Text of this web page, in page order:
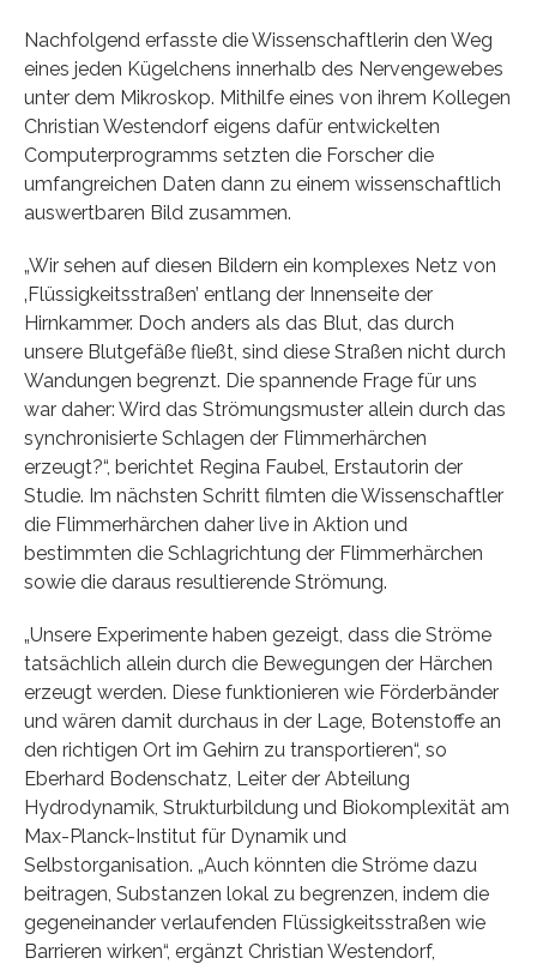
Nachfolgend erfasste die Wissenschaftlerin den Weg
eines jeden Kügelchens innerhalb des Nervengewebes
unter dem Mikroskop. Mithilfe eines von ihrem Kollegen
Christian Westendorf eigens dafür entwickelten
Computerprogramms setzten die Forscher die
umfangreichen Daten dann zu einem wissenschaftlich
auswertbaren Bild zusammen.
„Wir sehen auf diesen Bildern ein komplexes Netz von
‚Flüssigkeitsstraßen’ entlang der Innenseite der
Hirnkammer. Doch anders als das Blut, das durch
unsere Blutgefäße fließt, sind diese Straßen nicht durch
Wandungen begrenzt. Die spannende Frage für uns
war daher: Wird das Strömungsmuster allein durch das
synchronisierte Schlagen der Flimmerhärchen
erzeugt?“, berichtet Regina Faubel, Erstautorin der
Studie. Im nächsten Schritt filmten die Wissenschaftler
die Flimmerhärchen daher live in Aktion und
bestimmten die Schlagrichtung der Flimmerhärchen
sowie die daraus resultierende Strömung.
„Unsere Experimente haben gezeigt, dass die Ströme
tatsächlich allein durch die Bewegungen der Härchen
erzeugt werden. Diese funktionieren wie Förderbänder
und wären damit durchaus in der Lage, Botenstoffe an
den richtigen Ort im Gehirn zu transportieren“, so
Eberhard Bodenschatz, Leiter der Abteilung
Hydrodynamik, Strukturbildung und Biokomplexität am
Max-Planck-Institut für Dynamik und
Selbstorganisation. „Auch könnten die Ströme dazu
beitragen, Substanzen lokal zu begrenzen, indem die
gegeneinander verlaufenden Flüssigkeitsstraßen wie
Barrieren wirken“, ergänzt Christian Westendorf,